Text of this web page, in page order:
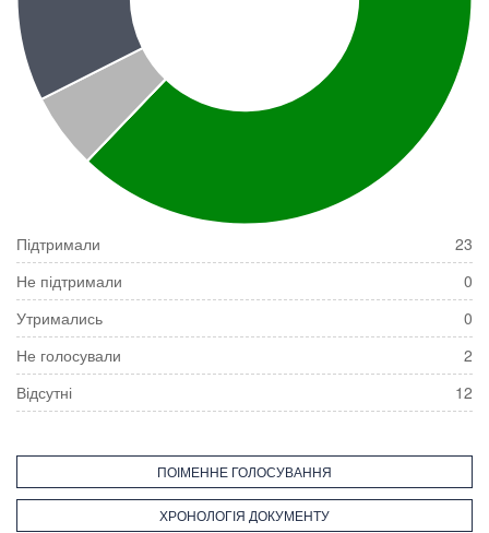
Підтримали
23
Не підтримали
0
Утримались
0
Не голосували
2
Відсутні
12
ПОІМЕННЕ ГОЛОСУВАННЯ
ХРОНОЛОГІЯ ДОКУМЕНТУ